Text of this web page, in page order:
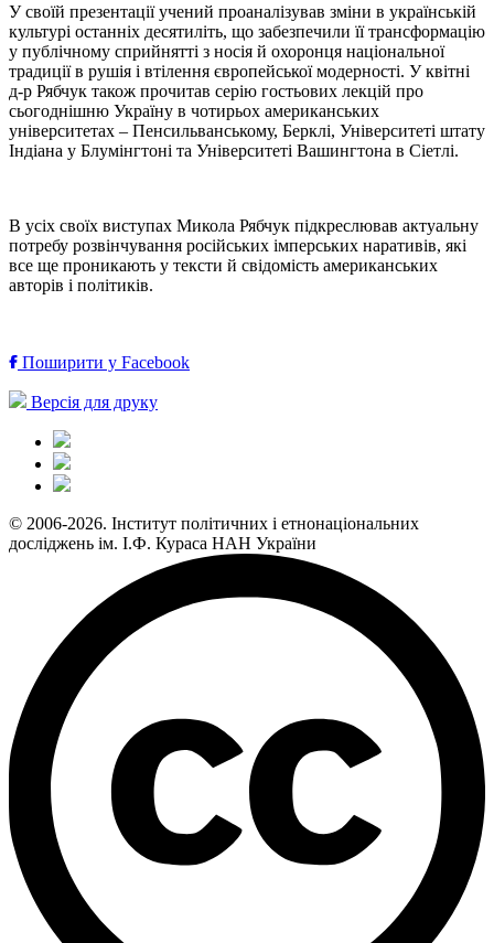
Усвоїй презентаціїучений проаналізував зміни в українській
культурі останніх десятиліть, що забезпечили їїтрансформацію
у публічному сприйнятті з носія й охоронця національної
традиціїв рушія і втілення європейськоїмодерності. Уквітні
д-р Рябчук також прочитав серію гостьових лекцій про
сьогоднішню Україну в чотирьох американських
університетах – Пенсильванському, Берклі, Університеті штату
Індіана у Блумінгтоні та Університеті Вашингтона в Сіетлі.
В усіх своїх виступах Микола Рябчук підкреслював актуальну
потребу розвінчування російських імперських наративів, які
все ще проникають у тексти й свідомість американських
авторів і політиків.
Поширити у Facebook
Версія для друку
© 2006-2026. Інститут політичних і етнонаціональних
досліджень ім. І.Ф. Кураса НАН України